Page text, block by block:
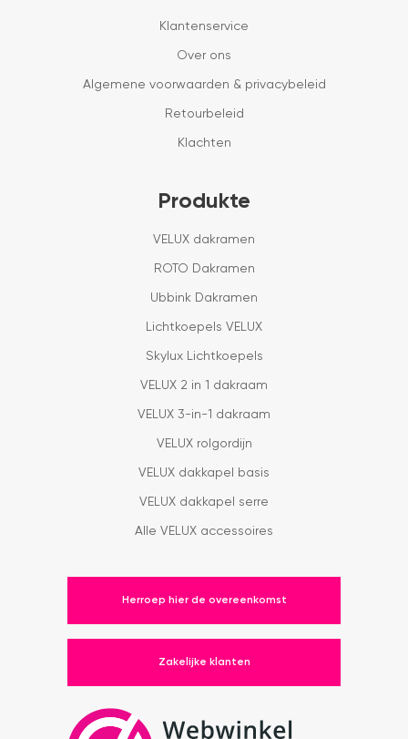
Klantenservice
Over ons
Algemene voorwaarden & privacybeleid
Retourbeleid
Klachten
Produkte
VELUX dakramen
ROTO Dakramen
Ubbink Dakramen
Lichtkoepels VELUX
Skylux Lichtkoepels
VELUX 2 in 1 dakraam
VELUX 3-in-1 dakraam
VELUX rolgordijn
VELUX dakkapel basis
VELUX dakkapel serre
Alle VELUX accessoires
Herroep hier de overeenkomst
Zakelijke klanten